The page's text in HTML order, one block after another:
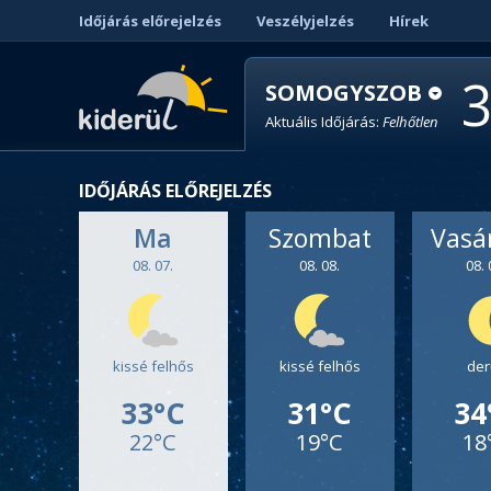
Időjárás előrejelzés Veszélyjelzés Hírek
SOMOGYSZOB
Aktuális Időjárás: Felhőtlen
IDŐJÁRÁS ELŐREJELZÉS
Ma
08. 07.
kissé felhős
33°C
22°C
Szombat
08. 08.
kissé felhős
31°C
19°C
08.